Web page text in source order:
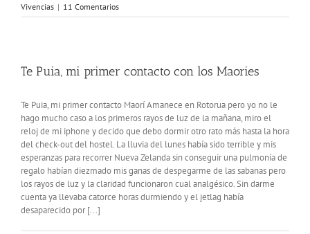
Vivencias | 11 Comentarios
Te Puia, mi primer contacto con los Maories
Te Puia, mi primer contacto Maorí Amanece en Rotorua pero yo no le
hago mucho caso a los primeros rayos de luz de la mañana, miro el
reloj de mi iphone y decido que debo dormir otro rato más hasta la hora
del check-out del hostel. La lluvia del lunes había sido terrible y mis
esperanzas para recorrer Nueva Zelanda sin conseguir una pulmonía de
regalo habían diezmado mis ganas de despegarme de las sabanas pero
los rayos de luz y la claridad funcionaron cual analgésico. Sin darme
cuenta ya llevaba catorce horas durmiendo y el jetlag había
desaparecido por [...]